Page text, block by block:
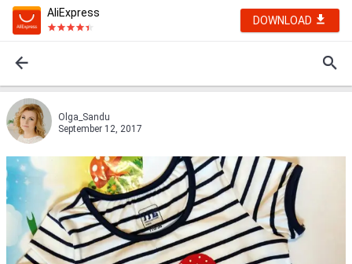
AliExpress
DOWNLOAD
Olga_Sandu
September 12, 2017